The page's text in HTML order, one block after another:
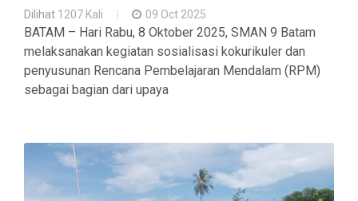
Dilihat 1207 Kali 09 Oct 2025
BATAM – Hari Rabu, 8 Oktober 2025, SMAN 9 Batam
melaksanakan kegiatan sosialisasi kokurikuler dan
penyusunan Rencana Pembelajaran Mendalam (RPM)
sebagai bagian dari upaya